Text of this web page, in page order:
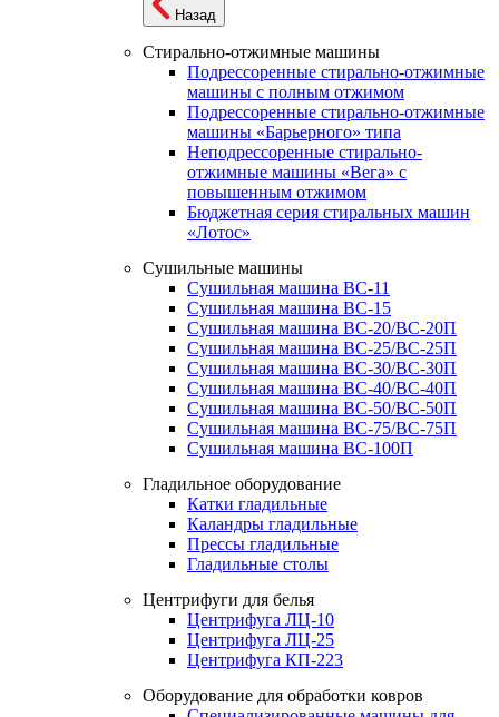
Назад
Стирально-отжимные машины
Подрессоренные стирально-отжимные
машины с полным отжимом
Подрессоренные стирально-отжимные
машины «Барьерного» типа
Неподрессоренные стирально-
отжимные машины «Вега» с
повышенным отжимом
Бюджетная серия стиральных машин
«Лотос»
Сушильные машины
Сушильная машина ВС-11
Сушильная машина ВС-15
Сушильная машина ВС-20/ВС-20П
Сушильная машина ВС-25/ВС-25П
Сушильная машина ВС-30/ВС-30П
Сушильная машина ВС-40/ВС-40П
Сушильная машина ВС-50/ВС-50П
Сушильная машина ВС-75/ВС-75П
Сушильная машина ВС-100П
Гладильное оборудование
Катки гладильные
Каландры гладильные
Прессы гладильные
Гладильные столы
Центрифуги для белья
Центрифуга ЛЦ-10
Центрифуга ЛЦ-25
Центрифуга КП-223
Оборудование для обработки ковров